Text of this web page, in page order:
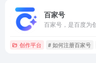
百家号
创作平台 # 如何注册百家号